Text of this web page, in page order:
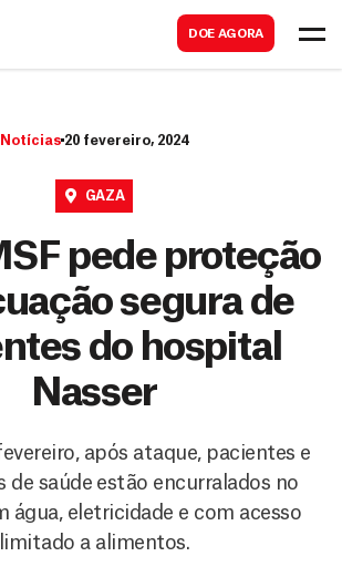
DOE AGORA
Notícias 20 fevereiro, 2024
GAZA
pede proteção
segura de
do hospital
Nasser
após ataque, pacientes e
de saúde estão encurralados no
água, eletricidade e com acesso
limitado a alimentos.
a
r